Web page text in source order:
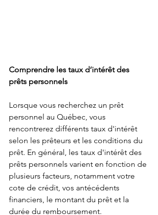
Comprendre les taux d’intérêt des
prêts personnels
Lorsque vous recherchez un prêt
personnel au Québec, vous
rencontrerez différents taux d'intérêt
selon les prêteurs et les conditions du
prêt. En général, les taux d'intérêt des
prêts personnels varient en fonction de
plusieurs facteurs, notamment votre
cote de crédit, vos antécédents
financiers, le montant du prêt et la
durée du remboursement.